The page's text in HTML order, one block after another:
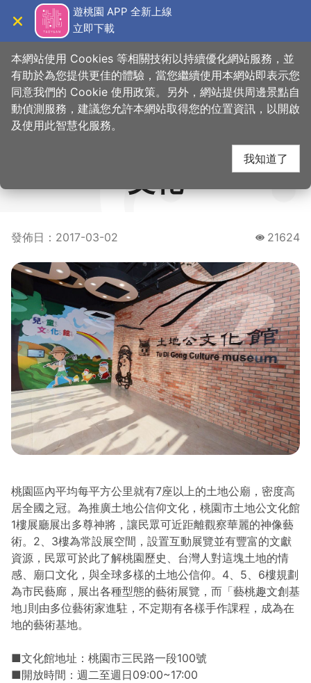
主
遊桃園 APP 全新上線
立即下載
全國第一座土地公文化
館正式開館，發揚在地
文化
發佈日 ： 2017-03-02
瀏覽量
21624
桃園區內平均每平方公里就有7座以上的土地公廟，密度高
居全國之冠。為推廣土地公信仰文化，桃園市土地公文化館
1樓展廳展出多尊神將，讓民眾可近距離觀察華麗的神像藝
術。2、3樓為常設展空間，設置互動展覽並有豐富的文獻
資源，民眾可於此了解桃園歷史、台灣人對這塊土地的情
感、廟口文化，與全球多樣的土地公信仰。4、5、6樓規劃
為市民藝廊，展出各種型態的藝術展覽，而「藝桃趣文創基
地｣則由多位藝術家進駐，不定期有各樣手作課程，成為在
地的藝術基地。
■文化館地址：桃園市三民路一段100號
■開放時間：週二至週日09:00~17:00
本網站使用 Cookies 等相關技術以持續優化網站服務，並
有助於為您提供更佳的體驗，當您繼續使用本網站即表示您
同意我們的 Cookie 使用政策。另外，網站提供周邊景點自
動偵測服務，建議您允許本網站取得您的位置資訊，以開啟
及使用此智慧化服務。
我知道了